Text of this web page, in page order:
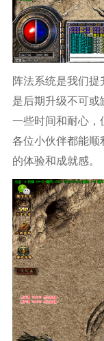
阵法系统是我们提
是后期升级不可
一些时间和耐心，
各位小伙伴都能顺
的体验和成就感。